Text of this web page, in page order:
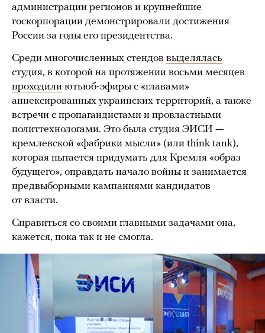
администрации регионов и крупнейшие
госкорпорации демонстрировали достижения
России за годы его президентства.
Среди многочисленных стендов выделялась
студия, в которой на протяжении восьми месяцев
проходили ютьюб-эфиры с «главами»
аннексированных украинских территорий, а также
встречи с пропагандистами и провластными
политтехнологами. Это была студия ЭИСИ —
кремлевской «фабрики мысли» (или think tank),
которая пытается придумать для Кремля «образ
будущего», оправдать начало войны и занимается
предвыборными кампаниями кандидатов
от власти.
Справиться со своими главными задачами она,
кажется, пока так и не смогла.